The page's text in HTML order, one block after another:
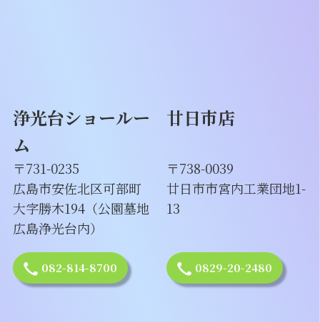
浄光台ショールー
ム
〒731-0235
広島市安佐北区可部町
大字勝木194（公園墓地
広島浄光台内）
082-814-8700
廿日市店
〒738-0039
廿日市市宮内工業団地1-
13
0829-20-2480